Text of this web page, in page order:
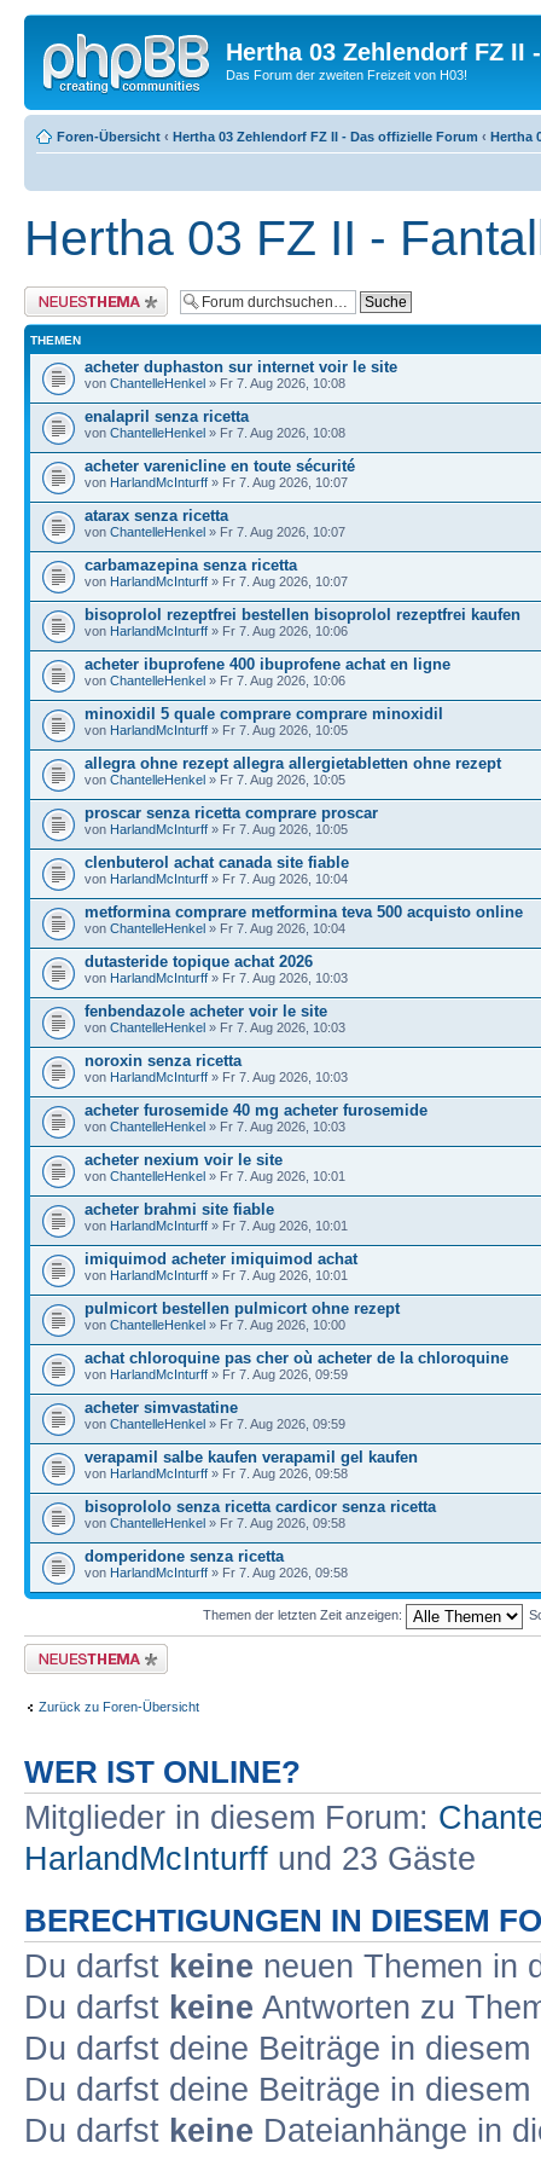
Hertha 03 Zehlendorf FZ II
Das Forum der zweiten Freizeit von H03!
Foren-Übersicht ‹ Hertha 03 Zehlendorf FZ II - Das offizielle Forum ‹ Hertha
Hertha 03 FZ II -
Neues Thema erstellen
THEMEN
acheter duphaston sur internet voir le site
von ChantelleHenkel » Fr 7. Aug 2026, 10:08
enalapril senza ricetta
von ChantelleHenkel » Fr 7. Aug 2026, 10:08
acheter varenicline en toute sécurité
von HarlandMcInturff » Fr 7. Aug 2026, 10:07
atarax senza ricetta
von ChantelleHenkel » Fr 7. Aug 2026, 10:07
carbamazepina senza ricetta
von HarlandMcInturff » Fr 7. Aug 2026, 10:07
bisoprolol rezeptfrei bestellen bisoprolol rezeptfrei kaufen
von HarlandMcInturff » Fr 7. Aug 2026, 10:06
acheter ibuprofene 400 ibuprofene achat en ligne
von ChantelleHenkel » Fr 7. Aug 2026, 10:06
minoxidil 5 quale comprare comprare minoxidil
von HarlandMcInturff » Fr 7. Aug 2026, 10:05
allegra ohne rezept allegra allergietabletten ohne rezept
von ChantelleHenkel » Fr 7. Aug 2026, 10:05
proscar senza ricetta comprare proscar
von HarlandMcInturff » Fr 7. Aug 2026, 10:05
clenbuterol achat canada site fiable
von HarlandMcInturff » Fr 7. Aug 2026, 10:04
metformina comprare metformina teva 500 acquisto online
von ChantelleHenkel » Fr 7. Aug 2026, 10:04
dutasteride topique achat 2026
von HarlandMcInturff » Fr 7. Aug 2026, 10:03
fenbendazole acheter voir le site
von ChantelleHenkel » Fr 7. Aug 2026, 10:03
noroxin senza ricetta
von HarlandMcInturff » Fr 7. Aug 2026, 10:03
acheter furosemide 40 mg acheter furosemide
von ChantelleHenkel » Fr 7. Aug 2026, 10:03
acheter nexium voir le site
von ChantelleHenkel » Fr 7. Aug 2026, 10:01
acheter brahmi site fiable
von HarlandMcInturff » Fr 7. Aug 2026, 10:01
imiquimod acheter imiquimod achat
von HarlandMcInturff » Fr 7. Aug 2026, 10:01
pulmicort bestellen pulmicort ohne rezept
von ChantelleHenkel » Fr 7. Aug 2026, 10:00
achat chloroquine pas cher où acheter de la chloroquine
von HarlandMcInturff » Fr 7. Aug 2026, 09:59
acheter simvastatine
von ChantelleHenkel » Fr 7. Aug 2026, 09:59
verapamil salbe kaufen verapamil gel kaufen
von HarlandMcInturff » Fr 7. Aug 2026, 09:58
bisoprololo senza ricetta cardicor senza ricetta
von ChantelleHenkel » Fr 7. Aug 2026, 09:58
domperidone senza ricetta
von HarlandMcInturff » Fr 7. Aug 2026, 09:58
Themen der letzten Zeit anzeigen:
Neues Thema erstellen
Zurück zu Foren-Übersicht
WER IST ONLINE?
Mitglieder in diesem Forum:
HarlandMcInturff und 23 Gäste
BERECHTIGUNGEN IN DIESEM
Du darfst keine neuen Themen in
Du darfst keine Antworten zu
Du darfst deine Beiträge in
Du darfst deine Beiträge in
Du darfst keine Dateianhänge in